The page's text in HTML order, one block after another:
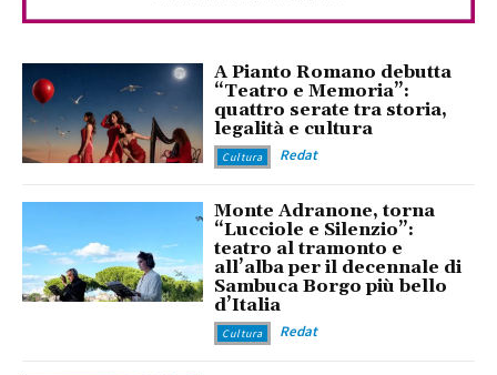
A Pianto Romano debutta
“Teatro e Memoria”:
quattro serate tra storia,
legalità e cultura
Cultura Redat
Monte Adranone, torna
“Lucciole e Silenzio”:
teatro al tramonto e
all’alba per il decennale di
Sambuca Borgo più bello
d’Italia
Cultura Redat